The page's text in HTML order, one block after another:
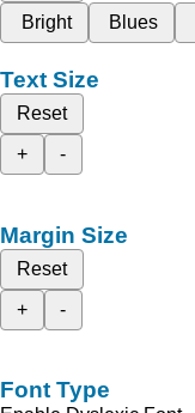
Bright
Blues
Text Size
Reset
+
-
Margin Size
Reset
+
-
Font Type